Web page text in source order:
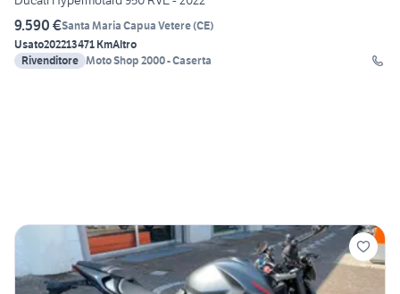
9.590 €Santa Maria Capua Vetere(CE)
Usato202213471 KmAltro
Rivenditore Moto Shop 2000 - Caserta